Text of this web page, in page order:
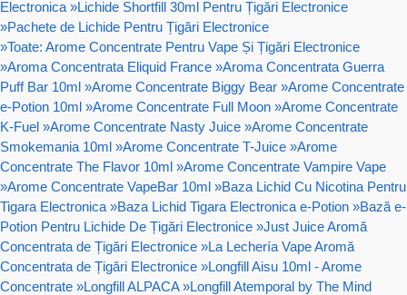
Electronica »Lichide Shortfill 30ml Pentru Țigări Electronice
»Pachete de Lichide Pentru Țigări Electronice
»Toate: Arome Concentrate Pentru Vape Și Țigări Electronice
»Aroma Concentrata Eliquid France »Aroma Concentrata Guerra
Puff Bar 10ml »Arome Concentrate Biggy Bear »Arome Concentrate
e-Potion 10ml »Arome Concentrate Full Moon »Arome Concentrate
K-Fuel »Arome Concentrate Nasty Juice »Arome Concentrate
Smokemania 10ml »Arome Concentrate T-Juice »Arome
Concentrate The Flavor 10ml »Arome Concentrate Vampire Vape
»Arome Concentrate VapeBar 10ml »Baza Lichid Cu Nicotina Pentru
Tigara Electronica »Baza Lichid Tigara Electronica e-Potion »Bază e-
Potion Pentru Lichide De Țigări Electronice »Just Juice Aromă
Concentrata de Țigări Electronice »La Lechería Vape Aromă
Concentrata de Țigări Electronice »Longfill Aisu 10ml - Arome
Concentrate »Longfill ALPACA »Longfill Atemporal by The Mind